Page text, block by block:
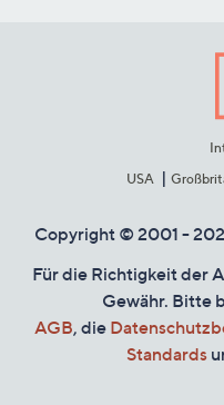
USA
Copyright © 2001 -
Für die Richtigkeit der
Gewähr. Bitte
AGB, die
Standards